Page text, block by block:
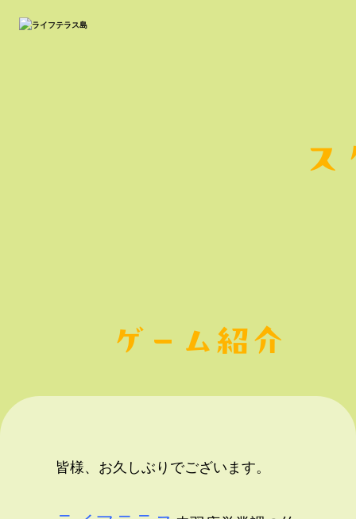
ゲーム紹介
皆様、お久しぶりでございます。